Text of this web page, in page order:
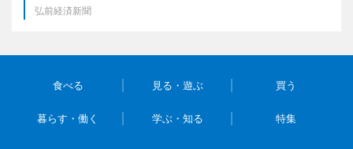
弘前経済新聞
食べる 見る・遊ぶ 買う
暮らす・働く 学ぶ・知る 特集